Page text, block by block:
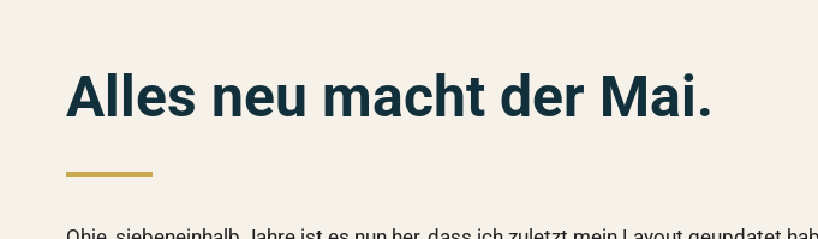
Alles neu macht der Mai.